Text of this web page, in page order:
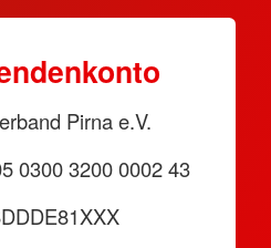
Pirna e.V.
0300 3200 0002 43